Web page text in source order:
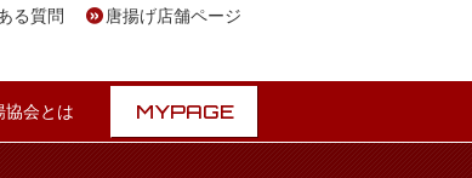
る質問 唐揚げ店舗ページ
協会とは MYPAGE